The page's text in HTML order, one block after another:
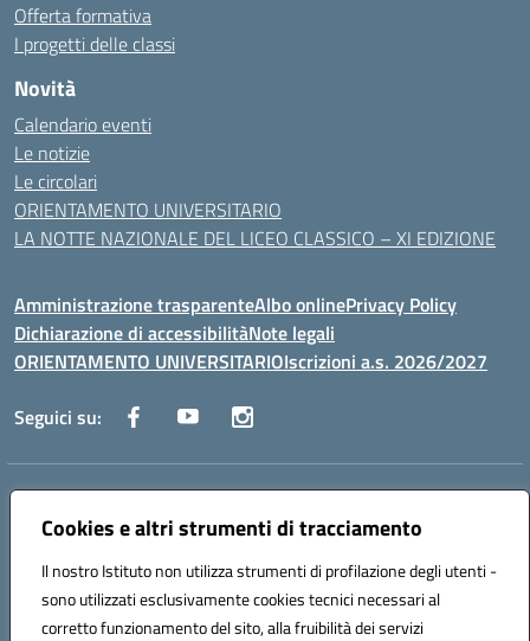
Cookies e altri strumenti di tracciamento
Il nostro Istituto non utilizza strumenti di profilazione degli utenti -
sono utilizzati esclusivamente cookies tecnici necessari al
corretto funzionamento del sito, alla fruibilità dei servizi
Offerta formativa
I progetti delle classi
Novità
Calendario eventi
Le notizie
Le circolari
ORIENTAMENTO UNIVERSITARIO
LA NOTTE NAZIONALE DEL LICEO CLASSICO – XI EDIZIONE
Amministrazione trasparenteAlbo onlinePrivacy Policy
Dichiarazione di accessibilitàNote legali
ORIENTAMENTO UNIVERSITARIOIscrizioni a.s. 2026/2027
Seguici su:
Indirizzo:
Centralino:0882 331218 Email:fgps210002@istruzione.it
Codice fiscale: 93071630714
Codice meccanografico:
FGPS210002